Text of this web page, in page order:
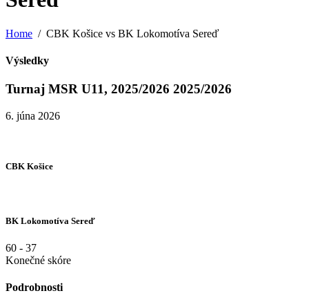
Home CBK Košice vs BK Lokomotíva Sereď
Výsledky
Turnaj MSR U11, 2025/2026 2025/2026
6. júna 2026
CBK Košice
BK Lokomotíva Sereď
60 - 37
Konečné skóre
Podrobnosti